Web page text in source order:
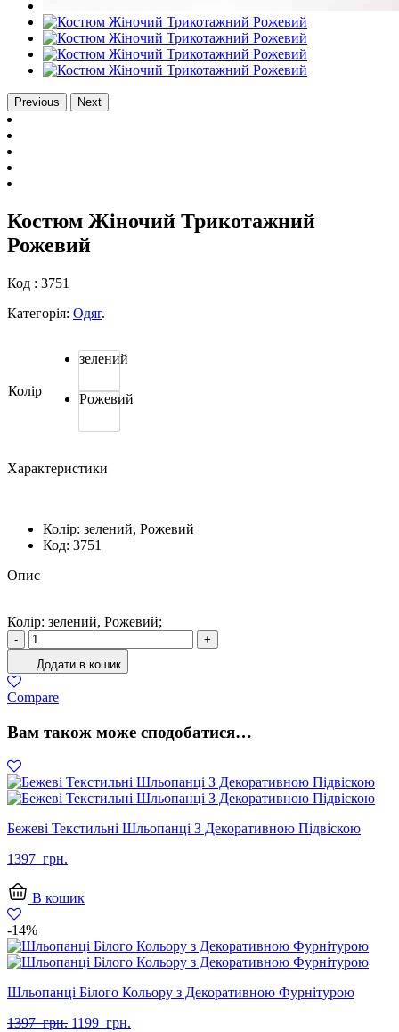
Previous Next
Костюм Жіночий Трикотажний
Рожевий
Код : 3751
Категорія: Одяг.
Колір
зелений
Рожевий
Характеристики
Колір: зелений, Рожевий
Код: 3751
Опис
Колір: зелений, Рожевий;
Костюм
Жіночий
Трикотажний
Рожевий
кількість
-
+
Додати в кошик
Compare
Вам також може сподобатися…
Бежеві Текстильні Шльопанці З Декоративною Підвіскою
1397 грн.
В кошик
-14%
Шльопанці Білого Кольору з Декоративною Фурнітурою
1397 грн. Оригінальна
1199 грн.